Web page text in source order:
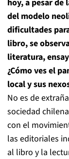
hoy, a pesar
del modelo
dificultades
libro, se
literatura,
¿Cómo ves el
local y sus
No es de
sociedad
con el
las editoriales
al libro y la